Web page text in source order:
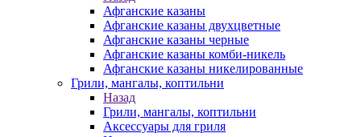
Афганские казаны
Афганские казаны двухцветные
Афганские казаны черные
Афганские казаны комби-никель
Афганские казаны никелированные
Грили, мангалы, коптильни
Назад
Грили, мангалы, коптильни
Аксессуары для гриля